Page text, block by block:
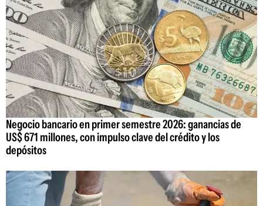
Negocio bancario en primer semestre 2026: ganancias de
US$ 671 millones, con impulso clave del crédito y los
depósitos